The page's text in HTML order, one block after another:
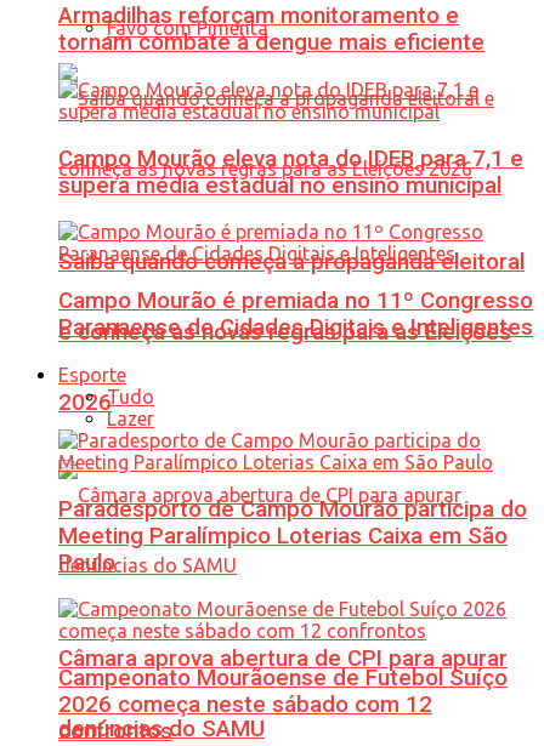
Favo com Pimenta
Saiba quando começa a propaganda eleitoral
e conheça as novas regras para as Eleições
2026
Câmara aprova abertura de CPI para apurar
denúncias do SAMU
Armadilhas reforçam monitoramento e
tornam combate à dengue mais eficiente
Campo Mourão eleva nota do IDEB para 7,1 e
supera média estadual no ensino municipal
Campo Mourão é premiada no 11º Congresso
Paranaense de Cidades Digitais e Inteligentes
Esporte
Tudo
Lazer
Paradesporto de Campo Mourão participa do
Meeting Paralímpico Loterias Caixa em São
Paulo
Campeonato Mourãoense de Futebol Suíço
2026 começa neste sábado com 12
confrontos